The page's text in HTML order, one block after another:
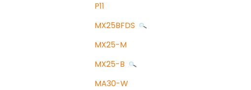
P11
MX25BFDS
MX25-M
MX25-B
MA30-W